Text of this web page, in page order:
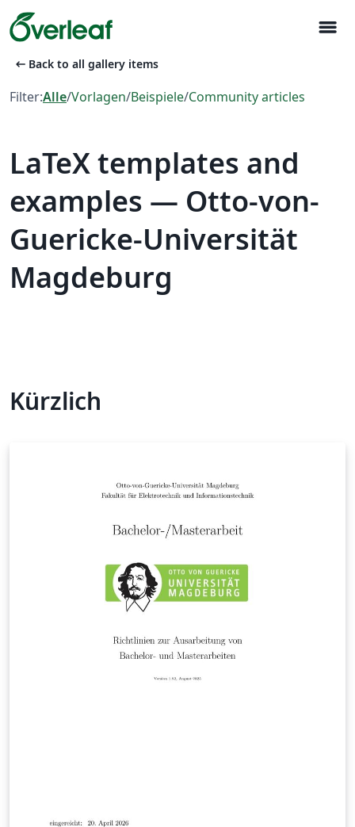
menu
arrow_left_alt Back to all gallery items
Filter:Alle/Vorlagen/Beispiele/Community articles
LaTeX templates and
examples — Otto-von-
Guericke-Universität
Magdeburg
Kürzlich